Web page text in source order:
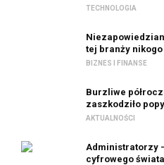
TECHNOLOGIA
tej branży
BIZNES I FINANSE
Burzliwe
zaszkodziło
AKTUALNOŚCI
Administratorzy
cyfrowego